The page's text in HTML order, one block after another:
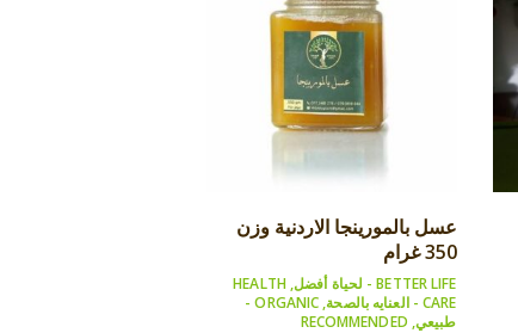
عسل بالمورينجا الاردنية وزن
350 غرام
BETTER LIFE - لحياة أفضل ,
HEALTH
CARE - العنايه بالصحة
,
ORGANIC -
طبيعي,
RECOMMENDED